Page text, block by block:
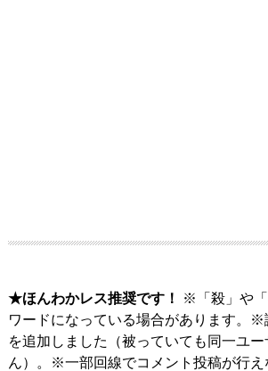
★ほんわかレス推奨です！
※「殺」や
ワードになっている場合があります。
を追加しました（被っていても同一ユ
ん）。※一部回線でコメント投稿が行え